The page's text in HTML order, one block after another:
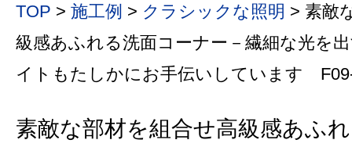
TOP > 施工例 > クラシックな照明 > 素敵
級感あふれる洗面コーナー－繊細な光を
イトもたしかにお手伝いしています
素敵な部材を組合せ高級感あふ